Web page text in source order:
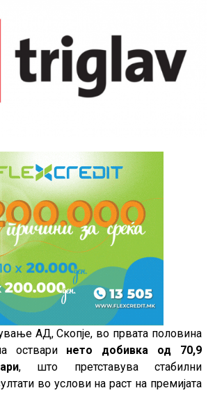
АД, Скопје, во првата половина
оствари нето добивка од 70,9
, што претставува стабилни
во услови на раст на премијата